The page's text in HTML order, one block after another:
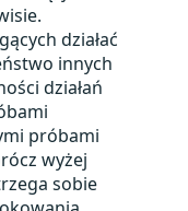
działać
innych
działań
próbami
wyżej
sobie